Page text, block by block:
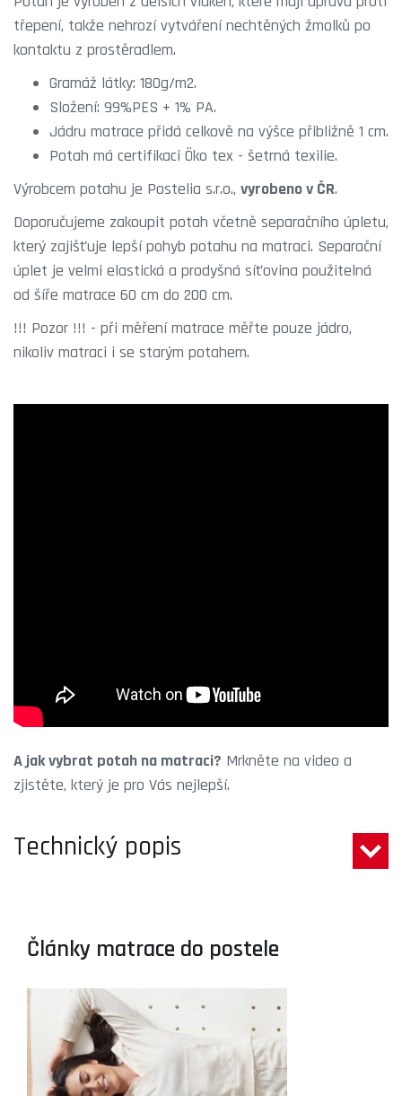
Články matrace do postele
třepení, takže nehrozí vytváření nechtěných žmolků po
kontaktu z prostěradlem.
Gramáž látky: 180g/m2.
Složení: 99%PES + 1% PA.
Jádru matrace přidá celkově na výšce přibližně 1 cm.
Potah má certifikaci Öko tex - šetrná texilie.
Výrobcem potahu je Postelia s.r.o., vyrobeno v ČR.
Doporučujeme zakoupit potah včetně separačního úpletu,
který zajišťuje lepší pohyb potahu na matraci. Separační
úplet je velmi elastická a prodyšná síťovina použitelná
od šíře matrace 60 cm do 200 cm.
!!! Pozor !!! - při měření matrace měřte pouze jádro,
nikoliv matraci i se starým potahem.
A jak vybrat potah na matraci? Mrkněte na video a
zjistěte, který je pro Vás nejlepší.
Technický popis